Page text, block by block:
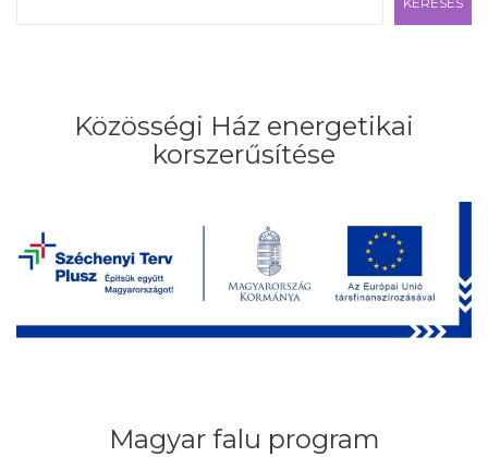
Közösségi Ház energetikai
korszerűsítése
Magyar falu program